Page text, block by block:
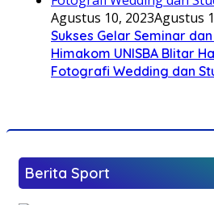
Agustus 10, 2023Agustus
Sukses Gelar Seminar
Himakom UNISBA Blitar
Fotografi Wedding dan
Berita Sport